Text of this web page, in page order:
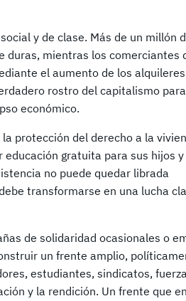
y de clase. Más de un millón
duras, mientras los comerciantes
el aumento de los
rostro del capitalismo
económico.
protección del derecho a la
gratuita para sus hijos y
no puede quedar librada
transformarse en una lucha
de solidaridad ocasionales o
un frente amplio,
estudiantes, sindicatos,
y la rendición. Un frente que